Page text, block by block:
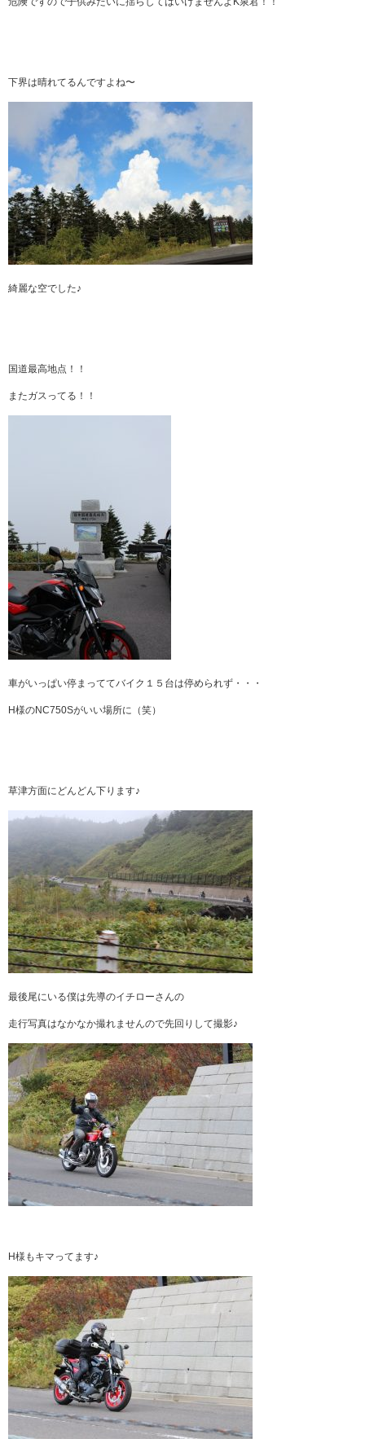
下界は晴れてるんですよね〜
綺麗な空でした♪
国道最高地点！！
またガスってる！！
車がいっぱい停まっててバイク１５台は停められず・・・
H様のNC750Sがいい場所に（笑）
草津方面にどんどん下ります♪
最後尾にいる僕は先導のイチローさんの
走行写真はなかなか撮れませんので先回りして撮影♪
H様もキマってます♪